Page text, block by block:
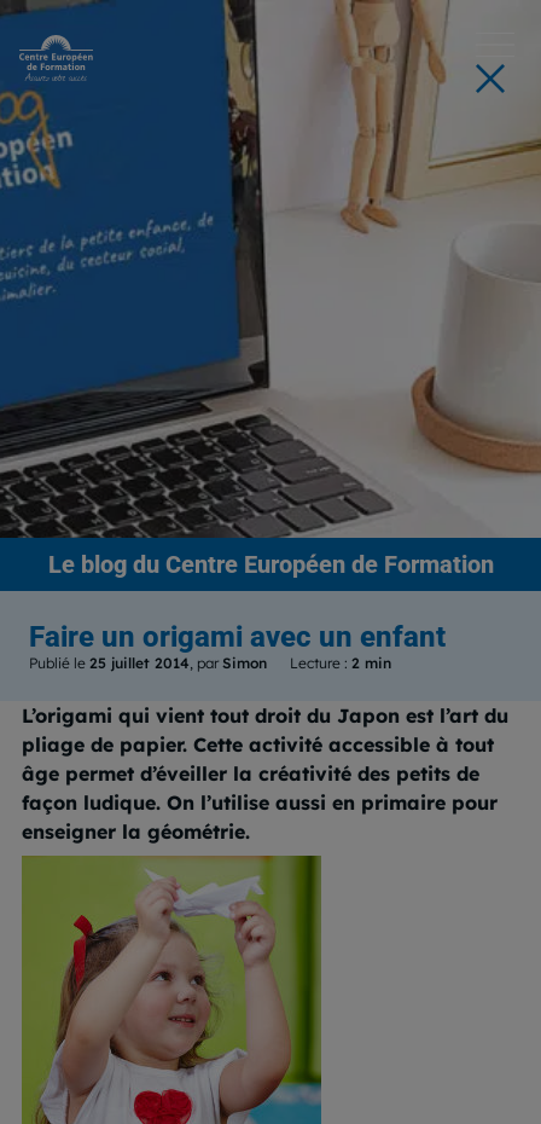
Le blogdu Centre Européen de Formation
Faire un origami avec un enfant
Publié le 25 juillet 2014, par Simon Lecture : 2 min
L’origami qui vient tout droit du Japon est l’art du
pliage de papier. Cette activité accessible à tout
âge permet d’éveiller la créativité des petits de
façon ludique. On l’utilise aussi en primaire pour
enseigner la géométrie.